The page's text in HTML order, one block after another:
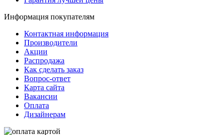
Информация покупателям
Контактная информация
Производители
Акции
Распродажа
Как сделать заказ
Вопрос-ответ
Карта сайта
Вакансии
Оплата
Дизайнерам